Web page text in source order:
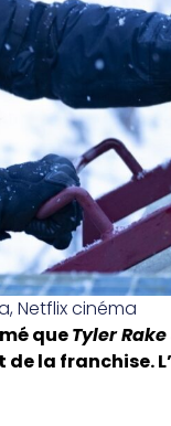
,Netflix cinéma
queTyler Rake
la franchise.